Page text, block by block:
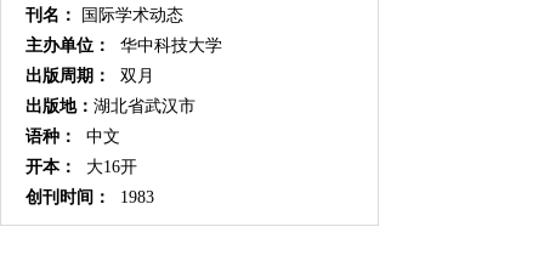
刊名：
国际学术动态
主办单位：
华中科技大学
出版周期：
双月
出版地： 湖北省武汉市
语种：
中文
开本：
大16开
创刊时间：
1983